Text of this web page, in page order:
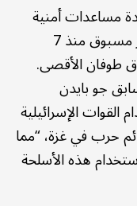
مساعدات أمنية
إلى إسرائيل وباعتها أسلحة بشكل غير مسبوق منذ 7
تاريخ انطلاق طوفان الأقصى.
جو بايدن
الإسرائيلية
حرب في غزة، “مما
هذه الأسلحة